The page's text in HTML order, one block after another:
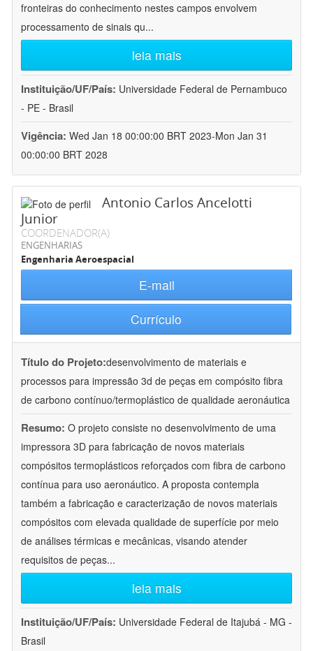
fronteiras do conhecimento nestes campos envolvem
processamento de sinais qu...
leia mais
Instituição/UF/País: Universidade Federal de Pernambuco
- PE - Brasil
Vigência: Wed Jan 18 00:00:00 BRT 2023-Mon Jan 31
00:00:00 BRT 2028
Antonio Carlos Ancelotti
Junior
COORDENADOR(A)
ENGENHARIAS
Engenharia Aeroespacial
E-mail
Currículo
Título do Projeto:desenvolvimento de materiais e
processos para impressão 3d de peças em compósito fibra
de carbono contínuo/termoplástico de qualidade aeronáutica
Resumo: O projeto consiste no desenvolvimento de uma
impressora 3D para fabricação de novos materiais
compósitos termoplásticos reforçados com fibra de carbono
contínua para uso aeronáutico. A proposta contempla
também a fabricação e caracterização de novos materiais
compósitos com elevada qualidade de superfície por meio
de análises térmicas e mecânicas, visando atender
requisitos de peças...
leia mais
Instituição/UF/País: Universidade Federal de Itajubá - MG -
Brasil